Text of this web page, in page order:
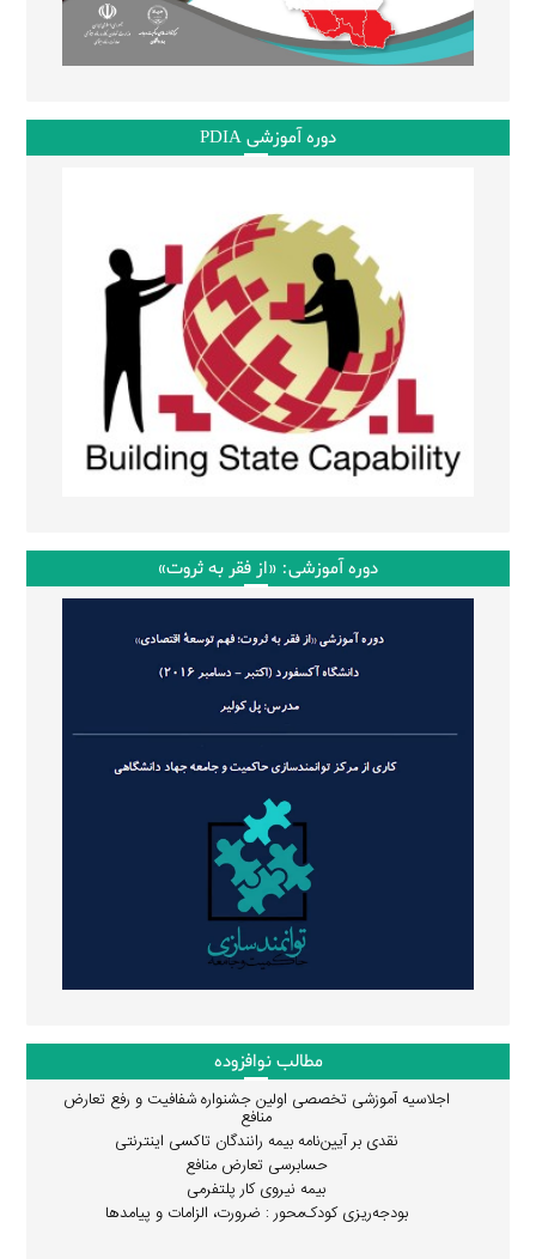
دوره آموزشی PDIA
دوره آموزشی: «از فقر به ثروت»
مطالب نوافزوده
اجلاسیه آموزشی تخصصی اولین جشنواره شفافیت و رفع تعارض
منافع
نقدی بر آیین‌نامه بیمه رانندگان تاکسی اینترنتی
حسابرسی تعارض منافع
بیمه نیروی کار پلتفرمی
بودجه‌ریزی کودک‌محور : ضرورت، الزامات و پیامدها